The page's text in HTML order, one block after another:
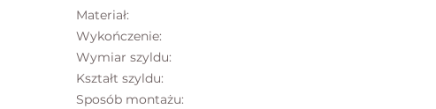
Materiał:
Wykończenie:
Wymiar szyldu:
Kształt szyldu:
Sposób montażu: